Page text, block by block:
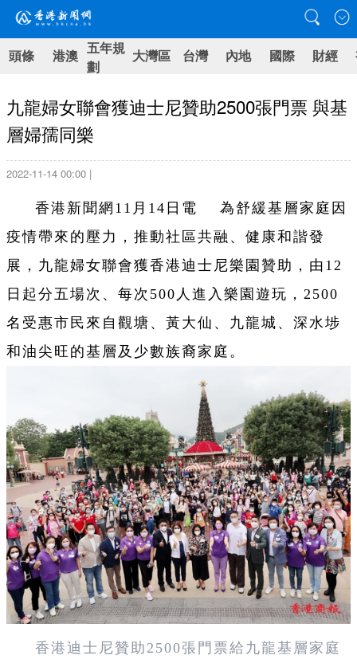
頭條 港澳 五年規
劃
大灣區 台灣 內地 國際 財經
九龍婦女聯會獲迪士尼贊助2500張門票 與基
層婦孺同樂
2022-11-14 00:00 |
香港新聞網11月14日電 為舒緩基層家庭因
疫情帶來的壓力，推動社區共融、健康和諧發
展，九龍婦女聯會獲香港迪士尼樂園贊助，由12
日起分五場次、每次500人進入樂園遊玩，2500
名受惠市民來自觀塘、黃大仙、九龍城、深水埗
和油尖旺的基層及少數族裔家庭。
香港迪士尼贊助2500張門票給九龍基層家庭